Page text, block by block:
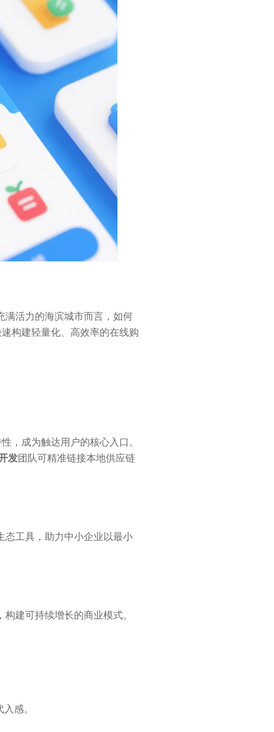
满活力的海滨城市而言，如何
构建轻量化、高效率的在线购
，成为触达用户的核心入口。
发团队可精准链接本地供应链
态工具，助力中小企业以最小
建可持续增长的商业模式。
感。